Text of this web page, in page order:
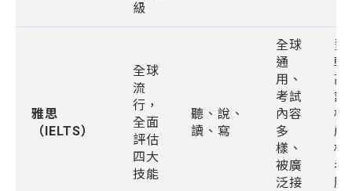
級
雅思
（IELTS）
全球
流
行，
全面
評估
四大
技能
聽、說、
讀、寫
全球
通
用、
考試
內容
多
樣、
被廣
泛接
費
較
高
評
標
嚴
格
考
壓